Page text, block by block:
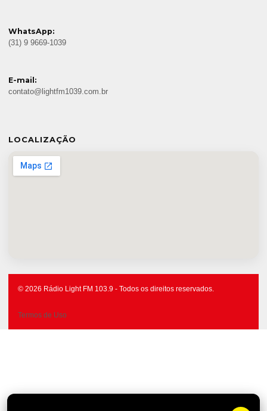
WhatsApp:
(31) 9 9669-1039
E-mail:
contato@lightfm1039.com.br
LOCALIZAÇÃO
© 2026 Rádio Light FM 103.9 - Todos os direitos reservados.
Termos de Uso